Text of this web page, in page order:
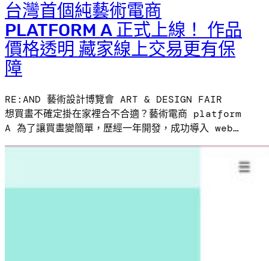
台灣首個純藝術電商
PLATFORM A 正式上線！ 作品
價格透明 藏家線上交易更有保
障
RE:AND 藝術設計博覽會 ART & DESIGN FAIR
想買畫不確定掛在家裡合不合適？藝術電商 platform
A 為了讓買畫變簡單，歷經一年開發，成功導入 web…